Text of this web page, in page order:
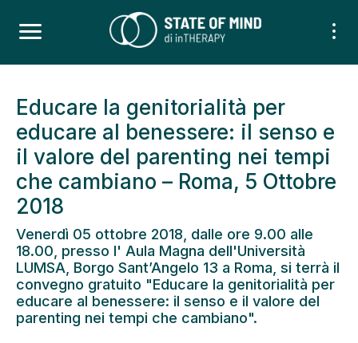
Educare la genitorialità per
educare al benessere: il senso e
il valore del parenting nei tempi
che cambiano – Roma, 5 Ottobre
2018
Venerdì 05 ottobre 2018, dalle ore 9.00 alle
18.00, presso l' Aula Magna dell'Università
LUMSA, Borgo Sant’Angelo 13 a Roma, si terrà il
convegno gratuito "Educare la genitorialità per
educare al benessere: il senso e il valore del
parenting nei tempi che cambiano".